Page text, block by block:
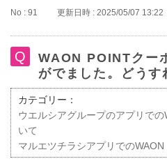
No : 91 更新日時 : 2025/05/07 13:22
WAON POINTクー
がでました。どうす
カテゴリー：
ウエルシアグループのアプリで
いて
マルエツチラシアプリでの